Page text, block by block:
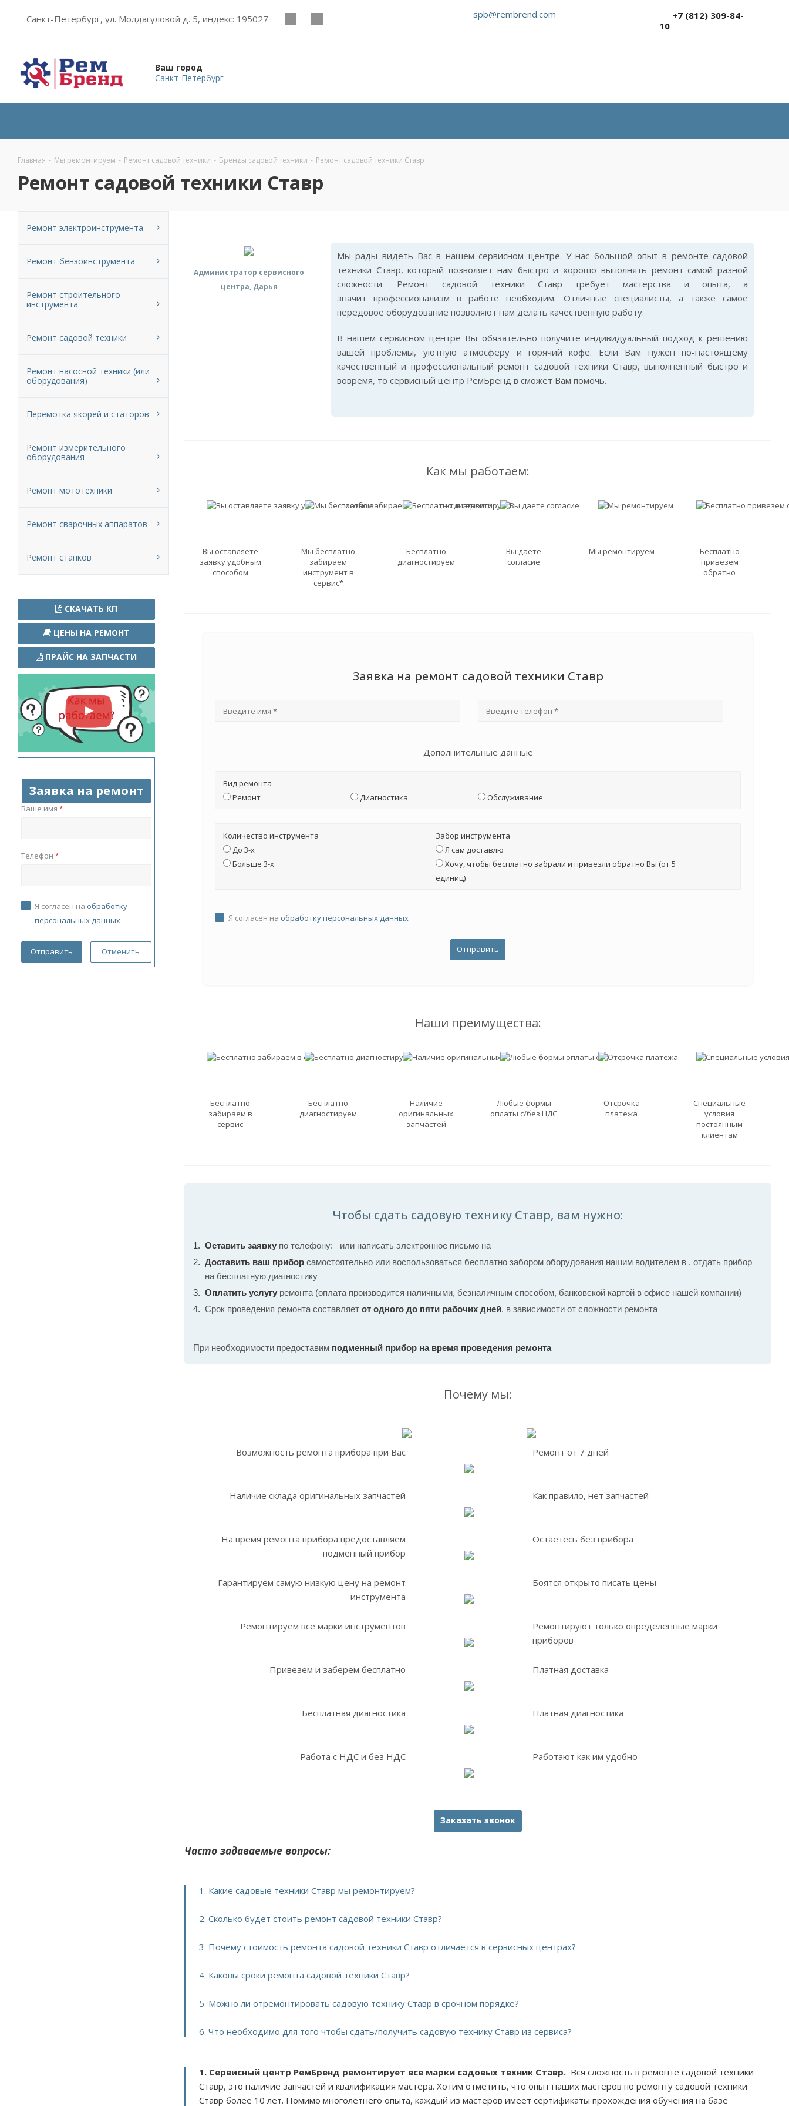
Санкт-Петербург, ул. Молдагуловой д. 5, индекс: 195027 spb@rembrend.com
+7 (812) 309-84-
10
Ваш город
Санкт-Петербург
Главная - Мы ремонтируем - Ремонт садовой техники - Бренды садовой техники - Ремонт садовой техники Ставр
Ремонт садовой техники Ставр
Администратор сервисного
центра, Дарья
Мы рады видеть Вас в нашем сервисном центре. У нас большой опыт в ремонте садовой
техники Ставр, который позволяет нам быстро и хорошо выполнять ремонт самой разной
сложности. Ремонт садовой техники Ставр требует мастерства и опыта, а
значит профессионализм в работе необходим. Отличные специалисты, а также самое
передовое оборудование позволяют нам делать качественную работу.
В нашем сервисном центре Вы обязательно получите индивидуальный подход к решению
вашей проблемы, уютную атмосферу и горячий кофе. Если Вам нужен по-настоящему
качественный и профессиональный ремонт садовой техники Ставр, выполненный быстро и
вовремя, то сервисный центр РемБренд в сможет Вам помочь.
Как мы работаем:
Вы оставляете
заявку удобным
способом
Мы бесплатно
забираем
инструмент в
сервис*
Бесплатно
диагностируем
Вы даете
согласие
Мы ремонтируем
Бесплатно
привезем
обратно
Заявка на ремонт садовой техники Ставр
Дополнительные данные
Вид ремонта
Ремонт
Диагностика Обслуживание
Количество инструмента
До 3-х
Больше 3-х
Забор инструмента
Я сам доставлю
Хочу, чтобы бесплатно забрали и привезли обратно Вы (от 5
единиц)
Я согласен на обработку персональных данных
Наши преимущества:
Бесплатно
забираем в
сервис
Бесплатно
диагностируем
Наличие
оригинальных
запчастей
Любые формы
оплаты с/без НДС
Отсрочка
платежа
Специальные
условия
постоянным
клиентам
Чтобы сдать садовую технику Ставр, вам нужно:
Оставить заявку по телефону:
или написать электронное письмо на
Доставить ваш прибор самостоятельно или воспользоваться бесплатно забором оборудования нашим водителем в , отдать прибор
на бесплатную диагностику
Оплатить услугу ремонта (оплата производится наличными, безналичным способом, банковской картой в офисе нашей компании)
Срок проведения ремонта составляет от одного до пяти рабочих дней, в зависимости от сложности ремонта
При необходимости предоставим подменный прибор на время проведения ремонта
Почему мы:
Возможность ремонта прибора при Вас
Наличие склада оригинальных запчастей
На время ремонта прибора предоставляем
подменный прибор
Гарантируем самую низкую цену на ремонт
инструмента
Ремонтируем все марки инструментов
Привезем и заберем бесплатно
Бесплатная диагностика
Работа с НДС и без НДС
Ремонт от 7 дней
Как правило, нет запчастей
Остаетесь без прибора
Боятся открыто писать цены
Ремонтируют только определенные марки
приборов
Платная доставка
Платная диагностика
Работают как им удобно
Заказать звонок
Часто задаваемые вопросы:
1. Какие садовые техники Ставр мы ремонтируем?
2. Сколько будет стоить ремонт садовой техники Ставр?
3. Почему стоимость ремонта садовой техники Ставр отличается в сервисных центрах?
4. Каковы сроки ремонта садовой техники Ставр?
5. Можно ли отремонтировать садовую технику Ставр в срочном порядке?
6. Что необходимо для того чтобы сдать/получить садовую технику Ставр из сервиса?
1. Сервисный центр РемБренд ремонтирует все марки садовых техник Ставр. Вся сложность в ремонте садовой техники
Ставр, это наличие запчастей и квалификация мастера. Хотим отметить, что опыт наших мастеров по ремонту садовой техники
Ставр более 10 лет. Помимо многолетнего опыта, каждый из мастеров имеет сертификаты прохождения обучения на базе
Ремонт электроинструмента
Ремонт бензоинструмента
Ремонт строительного
инструмента
Ремонт садовой техники
Ремонт насосной техники (или
оборудования)
Перемотка якорей и статоров
Ремонт измерительного
оборудования
Ремонт мототехники
Ремонт сварочных аппаратов
Ремонт станков
СКАЧАТЬ КП
ЦЕНЫ НА РЕМОНТ
ПРАЙС НА ЗАПЧАСТИ
Заявка на ремонт
Ваше имя *
Телефон *
Я согласен на обработку
персональных данных
Отменить